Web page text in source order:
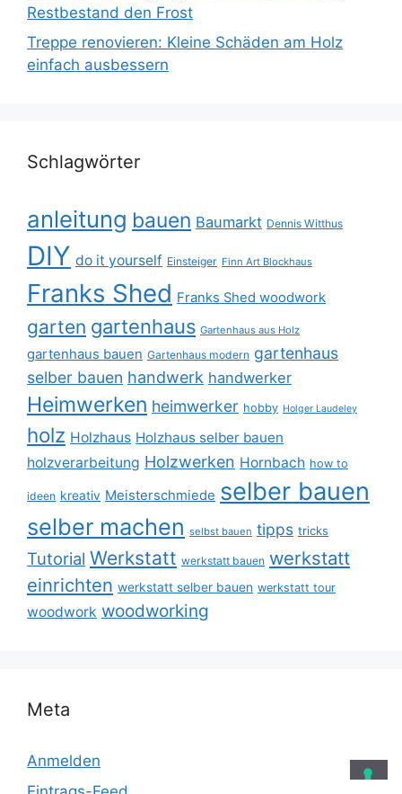
Restbestand den Frost
Treppe renovieren: Kleine Schäden am Holz
einfach ausbessern
Schlagwörter
anleitung bauen Baumarkt Dennis Witthus
DIY do it yourself Einsteiger Finn Art Blockhaus
Franks Shed Franks Shed woodwork
garten gartenhaus Gartenhaus aus Holz
gartenhaus bauen Gartenhaus modern gartenhaus
selber bauen handwerk handwerker
Heimwerken heimwerker hobby Holger Laudeley
holz Holzhaus Holzhaus selber bauen
holzverarbeitung Holzwerken Hornbach how to
ideen kreativ Meisterschmiede selber bauen
selber machen selbst bauen tipps tricks
Tutorial Werkstatt werkstatt bauen werkstatt
einrichten werkstatt selber bauen werkstatt tour
woodwork woodworking
Meta
Anmelden